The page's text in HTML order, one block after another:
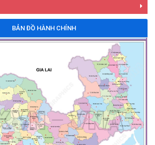
BẢN ĐỒ HÀNH CHÍNH